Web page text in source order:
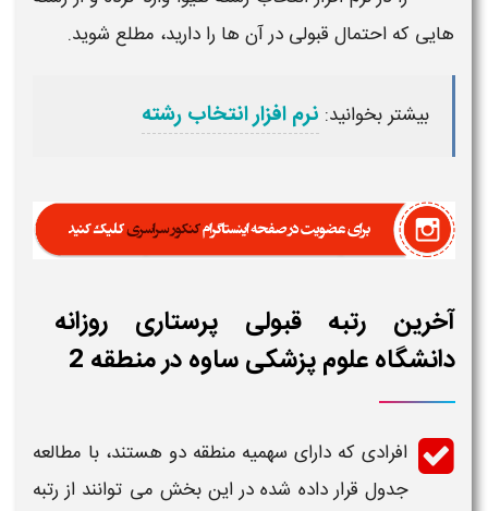
هایی که احتمال قبولی در آن ها را دارید، مطلع شوید.
بیشتر بخوانید: نرم افزار انتخاب رشته
آخرین رتبه قبولی پرستاری روزانه
دانشگاه علوم پزشکی ساوه در منطقه 2
افرادی که دارای سهمیه منطقه دو هستند، با مطالعه
جدول قرار داده شده در این بخش می توانند از رتبه